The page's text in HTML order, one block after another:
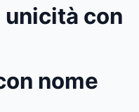
con
nome